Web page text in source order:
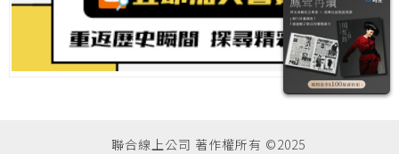
聯合線上公司 著作權所有 ©2025